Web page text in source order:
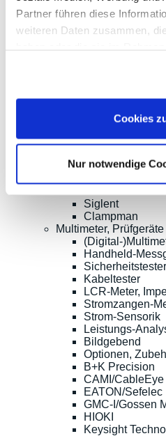
Partner führen diese
weiteren Daten zusammen,
Cookies
Nur notwendige
Oszilloskope
Oszilloskope
Oszilloskope
Keysight
PeakTech
Red Pitaya
Siglent
Clampman
Multimeter, Prüfgeräte
(Digital-
Handheld-
Sicherheitstester
Kabeltester
LCR-Meter,
Stromzangen-
Strom-Sensorik
Leistungs-
Bildgebend
Optionen,
B+K Precision
CAMI/CableEye
EATON/Sefelec
GMC-I/Gossen
HIOKI
Keysight